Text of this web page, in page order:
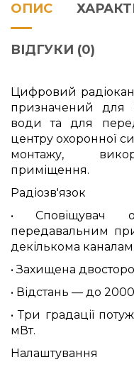
ОПИС
ВІДГУКИ (0)
Цифровий
призначений для
води та для
центру охоронної
монтажу,
приміщення.
Радіозв'язок
• Сповіщувач
передавальним
декількома
• Захищена
• Відстань — до
• Три градації
мВт.
Налаштування